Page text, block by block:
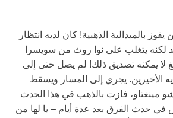
بالميدالية الذهبية! كان لديه انتظار
لكنه يتغلب على نوا روث من سويسرا
فقط. وانغ لا يمكنه تصديق ذلك! لم يصل حتى إلى
الأخيرين. يجري إلى المسار ويسقط
مينغتاو، فازت بالذهب في هذا الحدث
في حدث الفرق بعد عدة أيام – يا لها من